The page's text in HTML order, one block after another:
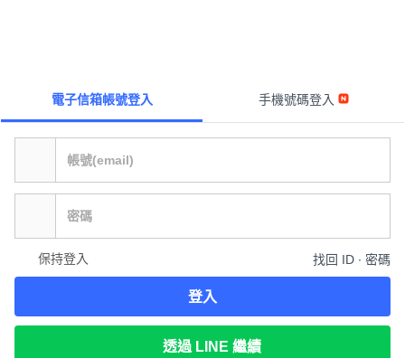
電子信箱帳號登入 手機號碼登入
保持登入 找回 ID ∙ 密碼
登入
透過 LINE 繼續